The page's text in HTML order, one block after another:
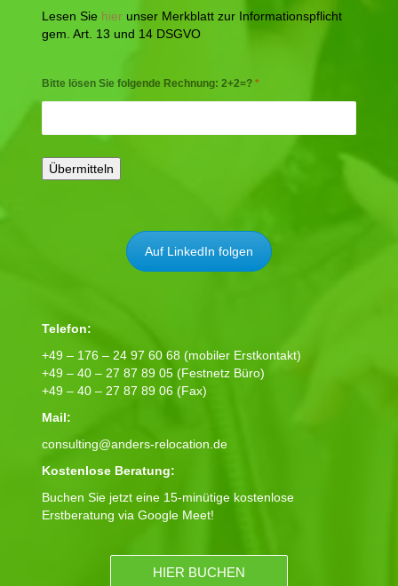
Lesen Sie hier unser Merkblatt zur Informationspflicht
gem. Art. 13 und 14 DSGVO
Bitte lösen Sie folgende Rechnung: 2+2=? *
Auf LinkedIn folgen
Telefon:
+49 – 176 – 24 97 60 68 (mobiler Erstkontakt)
+49 – 40 – 27 87 89 05 (Festnetz Büro)
+49 – 40 – 27 87 89 06 (Fax)
Mail:
consulting@anders-relocation.de
Kostenlose Beratung:
Buchen Sie jetzt eine 15-minütige kostenlose
Erstberatung via Google Meet!
HIER BUCHEN